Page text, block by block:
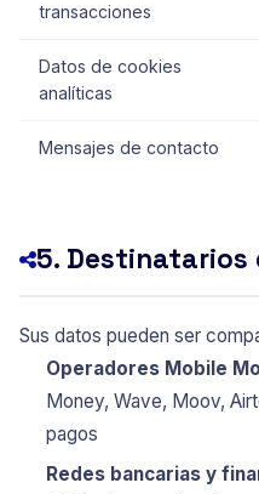
transacciones
Datos de cookies
analíticas
Mensajes de contacto
5. Destinatarios
Sus datos pueden ser
Operadores Mobile
Money, Wave, Moov,
pagos
Redes bancarias y